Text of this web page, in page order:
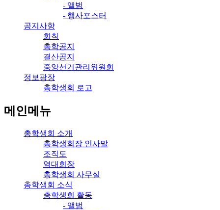
- 앨범
- 행사포스터
공지사항
회칙
총학공지
결산공지
중앙선거관리위원회
정보광장
총학생회 로고
메인메뉴
총학생회 소개
총학생회장 인사말
조직도
역대회장
총학생회 사무실
총학생회 소식
총학생회 활동
- 앨범